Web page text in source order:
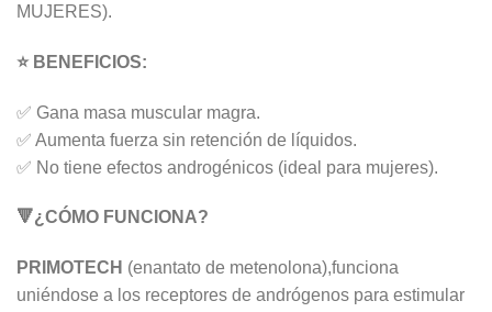
MUJERES).
⭐ BENEFICIOS:
✅ Gana masa muscular magra.
✅ Aumenta fuerza sin retención de líquidos.
✅ No tiene efectos androgénicos (ideal para mujeres).
🔻¿CÓMO FUNCIONA?
PRIMOTECH (enantato de metenolona),funciona
uniéndose a los receptores de andrógenos para estimular